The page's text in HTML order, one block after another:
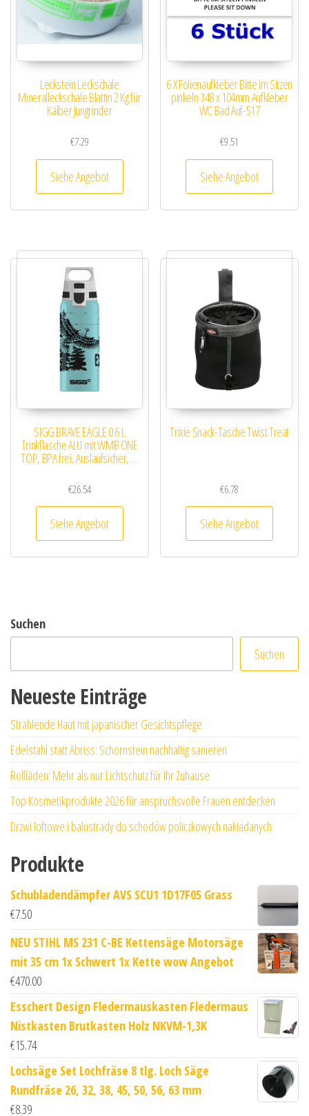
Leckstein Leckschale
Mineralleckschale Blattin 2 Kg für
Kälber Jungrinder
€7.29
Siehe Angebot
6 X Folienaufkleber Bitte im Sitzen
pinkeln 148 x 104mm Aufkleber
WC Bad Auf-517
€9.51
Siehe Angebot
SIGG BRAVE EAGLE 0.6 L
Trinkflasche ALU mit WMB ONE
TOP, BPA frei, Auslaufsicher, …
€26.54
Siehe Angebot
Trixie Snack-Tasche Twist Treat
€6.78
Siehe Angebot
Suchen
Suchen
Neueste Einträge
Strahlende Haut mit japanischer Gesichtspflege
Edelstahl statt Abriss: Schornstein nachhaltig sanieren
Rollläden: Mehr als nur Lichtschutz für Ihr Zuhause
Top Kosmetikprodukte 2026 für anspruchsvolle Frauen entdecken
Drzwi loftowe i balustrady do schodów policzkowych nakładanych
Produkte
Schubladendämpfer AVS SCU1 1D17F05 Grass
€7.50
NEU STIHL MS 231 C-BE Kettensäge Motorsäge
mit 35 cm 1x Schwert 1x Kette wow Angebot
€470.00
Esschert Design Fledermauskasten Fledermaus
Nistkasten Brutkasten Holz NKVM-1,3K
€15.74
Lochsäge Set Lochfräse 8 tlg. Loch Säge
Rundfräse 26, 32, 38, 45, 50, 56, 63 mm
€8.39